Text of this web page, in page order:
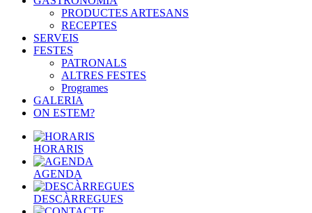
PRODUCTES ARTESANS
RECEPTES
SERVEIS
FESTES
PATRONALS
ALTRES FESTES
Programes
GALERIA
ON ESTEM?
HORARIS
AGENDA
DESCÀRREGUES